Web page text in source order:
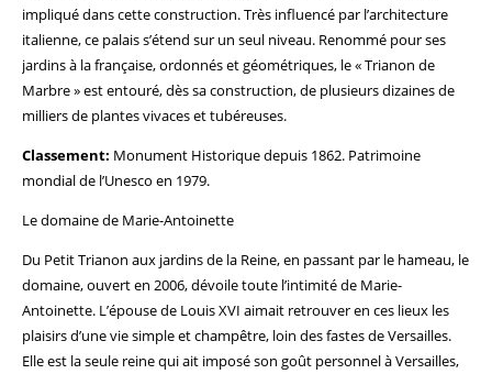
impliqué dans cette construction. Très influencé par l’architecture
italienne, ce palais s’étend sur un seul niveau. Renommé pour ses
jardins à la française, ordonnés et géométriques, le « Trianon de
Marbre » est entouré, dès sa construction, de plusieurs dizaines de
milliers de plantes vivaces et tubéreuses.
Classement: Monument Historique depuis 1862. Patrimoine
mondial de l’Unesco en 1979.
Le domaine de Marie-Antoinette
Du Petit Trianon aux jardins de la Reine, en passant par le hameau, le
domaine, ouvert en 2006, dévoile toute l’intimité de Marie-
Antoinette. L’épouse de Louis XVI aimait retrouver en ces lieux les
plaisirs d’une vie simple et champêtre, loin des fastes de Versailles.
Elle est la seule reine qui ait imposé son goût personnel à Versailles,